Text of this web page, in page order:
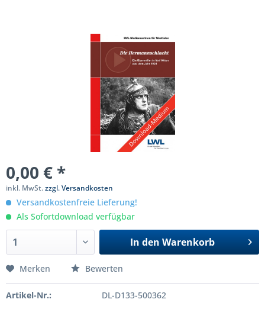
0,00 € *
inkl. MwSt.zzgl. Versandkosten
Versandkostenfreie Lieferung!
Als Sofortdownload verfügbar
In den Warenkorb
Merken Bewerten
Artikel-Nr.: DL-D133-500362